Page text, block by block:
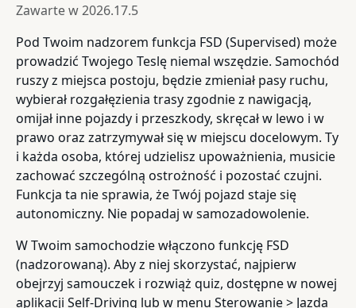
Zawarte w2026.17.5
Pod Twoim nadzorem funkcja FSD (Supervised) może
prowadzić Twojego Teslę niemal wszędzie. Samochód
ruszy z miejsca postoju, będzie zmieniał pasy ruchu,
wybierał rozgałęzienia trasy zgodnie z nawigacją,
omijał inne pojazdy i przeszkody, skręcał w lewo i w
prawo oraz zatrzymywał się w miejscu docelowym. Ty
i każda osoba, której udzielisz upoważnienia, musicie
zachować szczególną ostrożność i pozostać czujni.
Funkcja ta nie sprawia, że Twój pojazd staje się
autonomiczny. Nie popadaj w samozadowolenie.
W Twoim samochodzie włączono funkcję FSD
(nadzorowaną). Aby z niej skorzystać, najpierw
obejrzyj samouczek i rozwiąż quiz, dostępne w nowej
aplikacji Self-Driving lub w menu Sterowanie > Jazda